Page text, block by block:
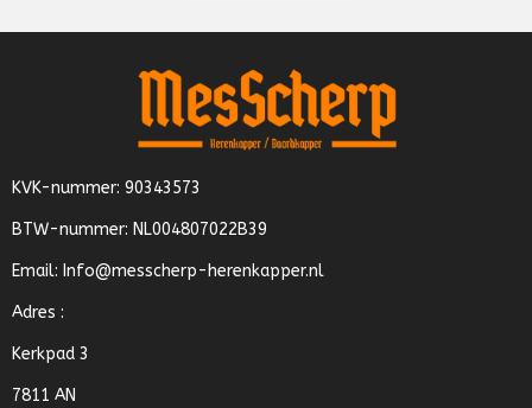
KVK-nummer: 90343573
BTW-nummer: NL004807022B39
Email: Info@messcherp-herenkapper.nl
Adres :
Kerkpad 3
7811 AN